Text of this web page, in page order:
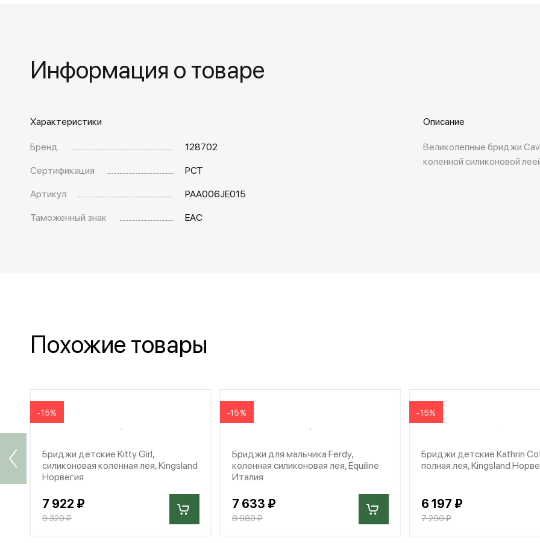
Информация о товаре
Характеристики
Бренд
128702
Сертификация
РСТ
Артикул
PAA006JE015
Таможенный знак
EAC
Описание
Великолепные бриджи
коленной силиконовой
Похожие товары
-15%
Бриджи детские Kitty Girl,
силиконовая коленная лея, Kingsland
Норвегия
7 922 ₽
9 320 ₽
-15%
Бриджи для мальчика Ferdy,
коленная силиконовая лея, Equiline
Италия
7 633 ₽
8 980 ₽
-15%
Бриджи детские Kathrin
полная лея, Kingsland
6 197 ₽
7 290 ₽